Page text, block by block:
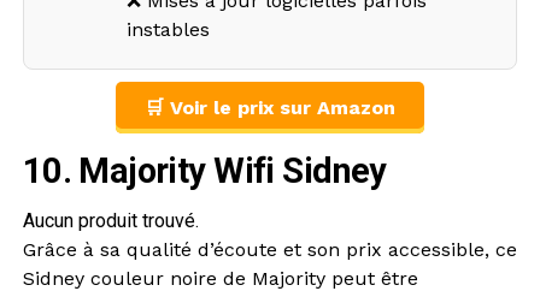
instables
🛒 Voir le prix sur Amazon
10. Majority Wifi Sidney
Aucun produit trouvé.
Grâce à sa qualité d’écoute et son prix accessible, ce
Sidney couleur noire de Majority peut être